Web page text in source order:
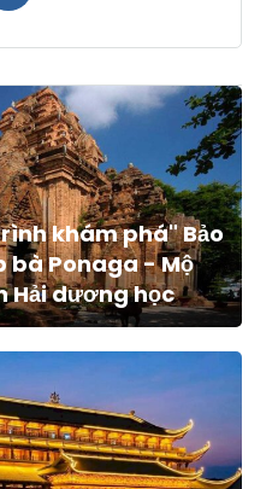
khám phá" Bảo
bà Ponaga - Mộ
Hải dương học